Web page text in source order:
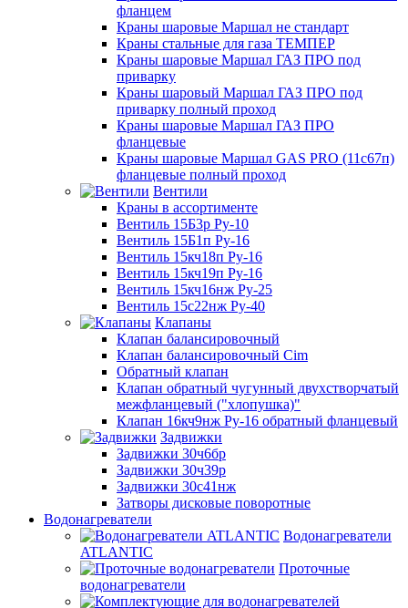
фланцем
Краны шаровые Маршал не стандарт
Краны стальные для газа ТЕМПЕР
Краны шаровые Маршал ГАЗ ПРО под
приварку
Краны шаровый Маршал ГАЗ ПРО под
приварку полный проход
Краны шаровые Маршал ГАЗ ПРО
фланцевые
Краны шаровые Маршал GAS PRO (11с67п)
фланцевые полный проход
Вентили
Краны в ассортименте
Вентиль 15Б3р Ру-10
Вентиль 15Б1п Ру-16
Вентиль 15кч18п Ру-16
Вентиль 15кч19п Ру-16
Вентиль 15кч16нж Ру-25
Вентиль 15с22нж Ру-40
Клапаны
Клапан балансировочный
Клапан балансировочный Cim
Обратный клапан
Клапан обратный чугунный двухстворчатый
межфланцевый ("хлопушка)"
Клапан 16кч9нж Ру-16 обратный фланцевый
Задвижки
Задвижки 30ч6бр
Задвижки 30ч39р
Задвижки 30с41нж
Затворы дисковые поворотные
Водонагреватели
Водонагреватели
ATLANTIC
Проточные
водонагреватели